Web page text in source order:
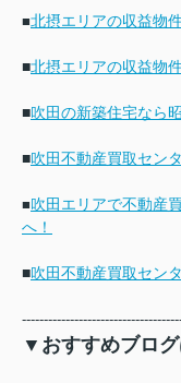
■北摂エリアの収益物
■北摂エリアの収益物
■吹田の新築住宅なら
■吹田不動産買取セン
■吹田エリアで不動産
へ！
■吹田不動産買取セン
▼おすすめブログ